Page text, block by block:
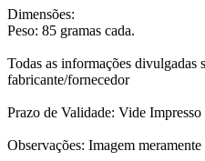
Dimensões:
Peso: 85 gramas cada.
Todas as informações divulgadas
fabricante/fornecedor
Prazo de Validade: Vide
Observações: Imagem